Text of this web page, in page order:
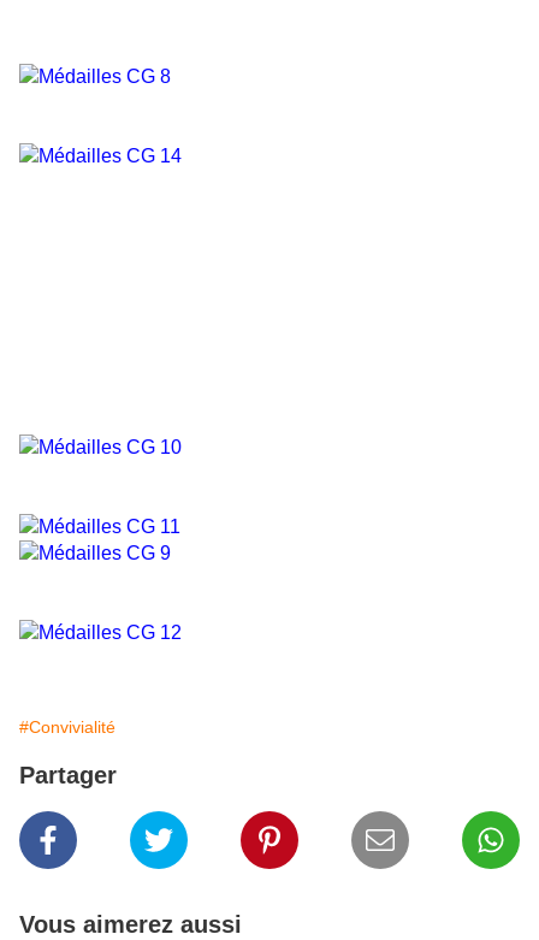
#Convivialité
Partager
Vous aimerez aussi